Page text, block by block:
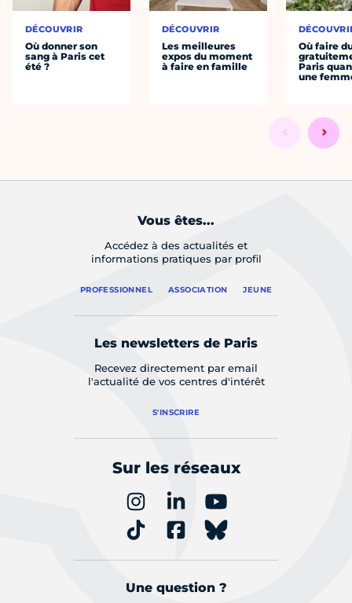
DÉCOUVRIR
Où donner son
sang à Paris cet
été ?
DÉCOUVRIR
Les meilleures
expos du moment
à faire en famille
Où faire
Paris
une
Vous êtes...
Accédez à des actualités et
informations pratiques par profil
PROFESSIONNEL ASSOCIATION JEUNE
Les newsletters de Paris
Recevez directement par email
l'actualité de vos centres d'intérêt
S'INSCRIRE
Sur les réseaux
Une question ?